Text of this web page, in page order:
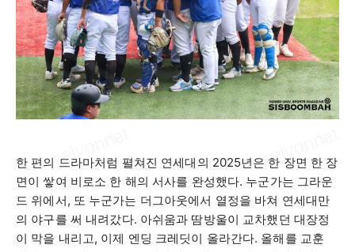
한 편의 드라마처럼 펼쳐진 연세대의 2025년은 한 장면 한 장
면이 쌓여 비로소 한 해의 서사를 완성했다. 누군가는 그라운
드 위에서, 또 누군가는 더그아웃에서 열정을 바쳐 연세대만
의 야구를 써 내려갔다. 아쉬움과 땀방울이 교차했던 대장정
이 막을 내리고, 이제 엔딩 크레딧이 올라간다. 올해를 교훈